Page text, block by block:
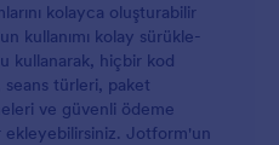
kolayca oluşturabilir
kullanımı kolay sürükle-
kullanarak, hiçbir kod
türleri, paket
ve güvenli ödeme
ekleyebilirsiniz. Jotform'un